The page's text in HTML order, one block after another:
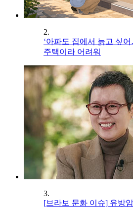
2.
‘아파도 집에서 늙고 싶
주택이라 어려워
3.
[브라보 문화 이슈] 유방